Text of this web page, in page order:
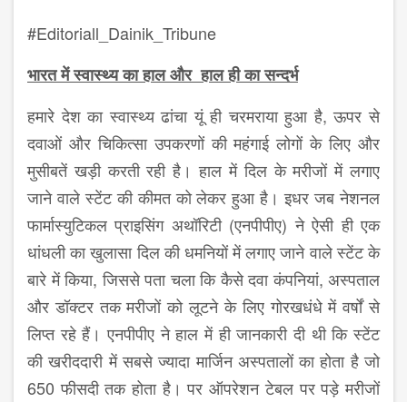
#Editoriall_Dainik_Tribune
भारत में स्वास्थ्य का हाल और हाल ही का सन्दर्भ
हमारे देश का स्वास्थ्य ढांचा यूं ही चरमराया हुआ है, ऊपर से
दवाओं और चिकित्सा उपकरणों की महंगाई लोगों के लिए और
मुसीबतें खड़ी करती रही है। हाल में दिल के मरीजों में लगाए
जाने वाले स्टेंट की कीमत को लेकर हुआ है। इधर जब नेशनल
फार्मास्युटिकल प्राइसिंग अथॉरिटी (एनपीपीए) ने ऐसी ही एक
धांधली का खुलासा दिल की धमनियों में लगाए जाने वाले स्टेंट के
बारे में किया, जिससे पता चला कि कैसे दवा कंपनियां, अस्पताल
और डॉक्टर तक मरीजों को लूटने के लिए गोरखधंधे में वर्षों से
लिप्त रहे हैं। एनपीपीए ने हाल में ही जानकारी दी थी कि स्टेंट
की खरीददारी में सबसे ज्यादा मार्जिन अस्पतालों का होता है जो
650 फीसदी तक होता है। पर ऑपरेशन टेबल पर पड़े मरीजों